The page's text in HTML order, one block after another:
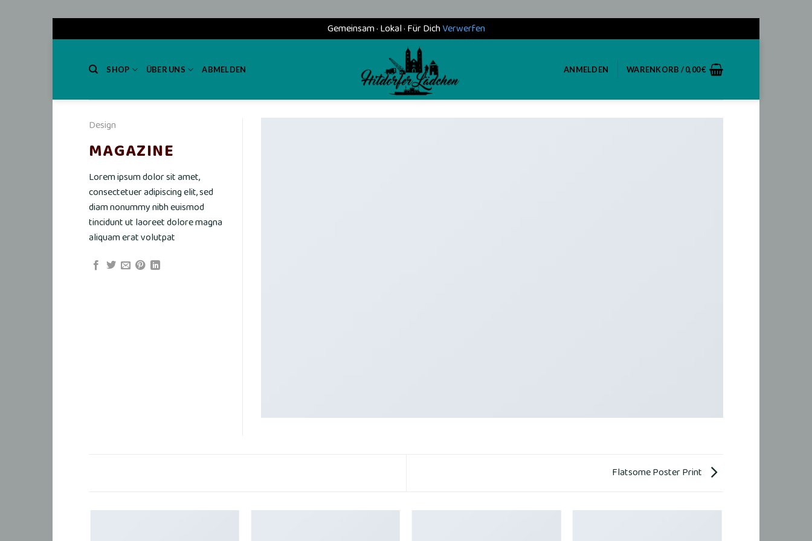
Gemeinsam · Lokal · Für DichVerwerfen
SHOP ÜBER UNS ABMELDEN ANMELDEN WARENKORB /0,00€
Design
MAGAZINE
Lorem ipsum dolor sit amet,
consectetuer adipiscing elit, sed
diam nonummy nibh euismod
tincidunt ut laoreet dolore magna
aliquam erat volutpat
Flatsome Poster Print